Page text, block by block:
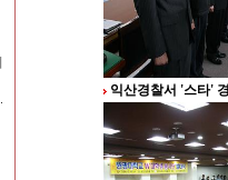
익산경찰서 '스타'